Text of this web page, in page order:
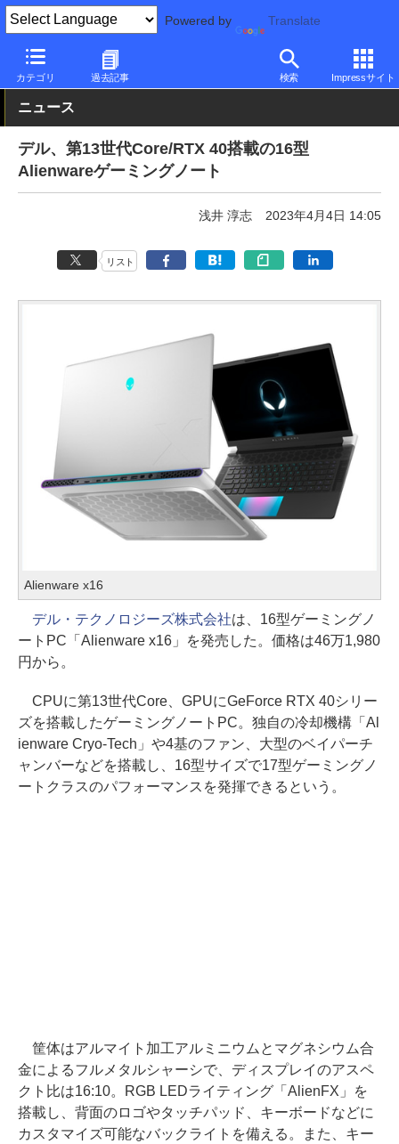
Powered by Translate
カテゴリ 過去記事 検索 Impressサイト
PC Watch パソコン/タブレット/スマートフォン ゲーミングノー
ニュース
デル、第13世代Core/RTX 40搭載の16型
Alienwareゲーミングノート
浅井 淳志 2023年4月4日 14:05
リスト
Alienware x16
デル・テクノロジーズ株式会社は、16型ゲーミングノ
ートPC「Alienware x16」を発売した。価格は46万1,980
円から。
CPUに第13世代Core、GPUにGeForce RTX 40シリー
ズを搭載したゲーミングノートPC。独自の冷却機構「Al
ienware Cryo-Tech」や4基のファン、大型のベイパーチ
ャンバーなどを搭載し、16型サイズで17型ゲーミングノ
ートクラスのパフォーマンスを発揮できるという。
筐体はアルマイト加工アルミニウムとマグネシウム合
金によるフルメタルシャーシで、ディスプレイのアスペ
クト比は16:10。RGB LEDライティング「AlienFX」を
搭載し、背面のロゴやタッチパッド、キーボードなどに
カスタマイズ可能なバックライトを備える。また、キー